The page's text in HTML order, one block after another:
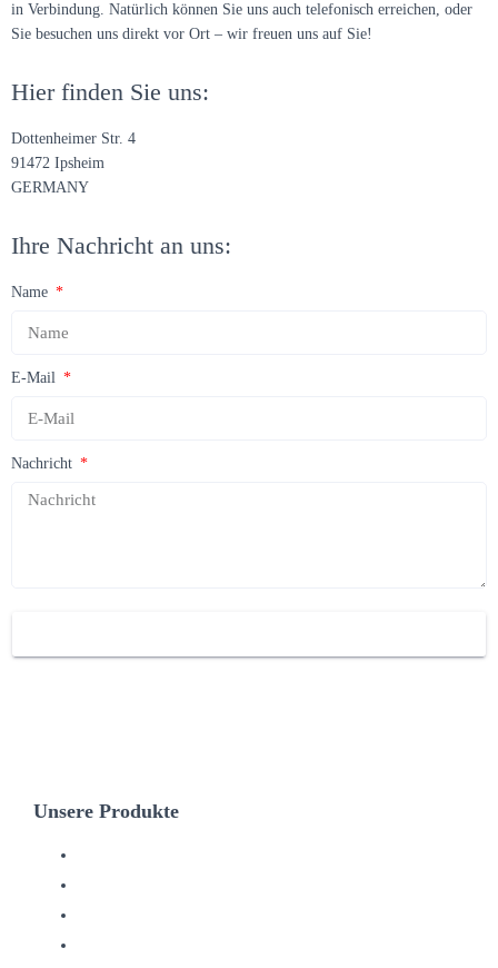
in Verbindung. Natürlich können Sie uns auch telefonisch erreichen, oder
Sie besuchen uns direkt vor Ort – wir freuen uns auf Sie!
Hier finden Sie uns:
Dottenheimer Str. 4
91472 Ipsheim
GERMANY
Ihre Nachricht an uns:
Name
E-Mail
Nachricht
Unsere Produkte